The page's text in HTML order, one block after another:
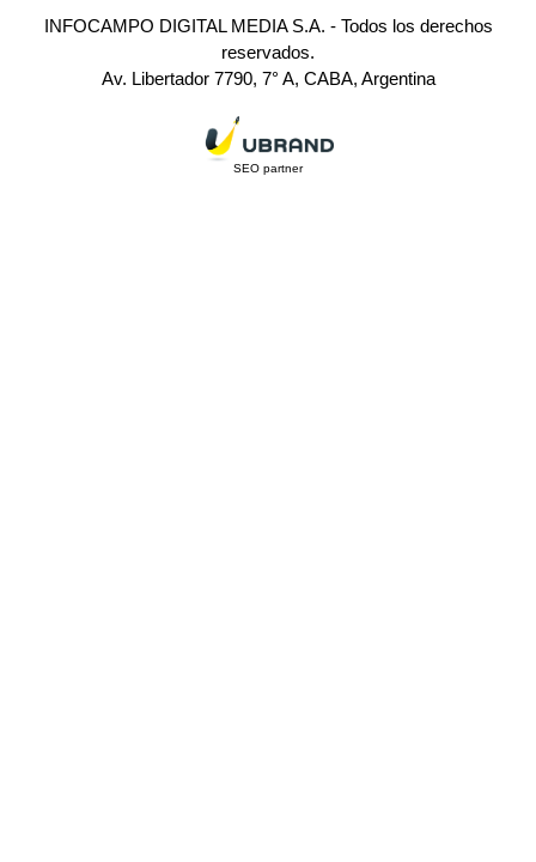
INFOCAMPO DIGITAL MEDIA S.A. - Todos los derechos
reservados.
Av. Libertador 7790, 7° A, CABA, Argentina
SEO partner